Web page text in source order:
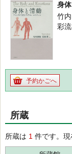
身
竹
彩
予約かごへ
所蔵
所蔵は 1 件です。